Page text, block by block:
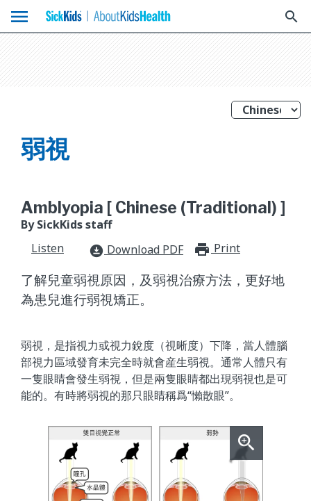
menu search
弱視
Amblyopia [ Chinese (Traditional) ]
By SickKids staff
Listen
download_for_offline Download PDF Print
了解兒童弱視原因，及弱視治療方法，更好地
為患兒進行弱視矯正。
弱視，是指視力或視力銳度（視晰度）下降，當人體腦
部視力區域發育未完全時就會産生弱視。通常人體只有
一隻眼睛會發生弱視，但是兩隻眼睛都出現弱視也是可
能的。有時將弱視的那只眼睛稱爲“懶散眼”。